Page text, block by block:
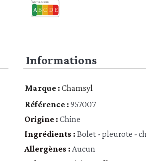
Informations
Marque : Chamsyl
Référence : 957007
Origine : Chine
Ingrédients : Bolet - pleurote -
Allergènes : Aucun